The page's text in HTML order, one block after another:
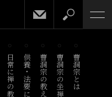
曹洞宗の坐禅 曹洞宗とは